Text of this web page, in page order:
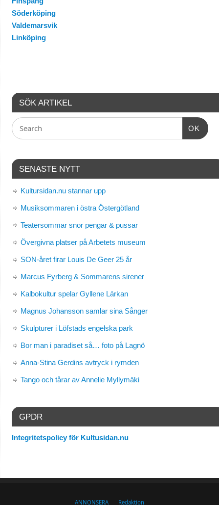
Söderköping
Valdemarsvik
Linköping
SÖK ARTIKEL
OK
SENASTE NYTT
Kultursidan.nu stannar upp
Musiksommaren i östra Östergötland
Teatersommar snor pengar & pussar
Övergivna platser på Arbetets museum
SON-året firar Louis De Geer 25 år
Marcus Fyrberg & Sommarens sirener
Kalbokultur spelar Gyllene Lärkan
Magnus Johansson samlar sina Sånger
Skulpturer i Löfstads engelska park
Bor man i paradiset så… foto på Lagnö
Anna-Stina Gerdins avtryck i rymden
Tango och tårar av Annelie Myllymäki
GPDR
Integritetspolicy för Kultusidan.nu
ANNONSERA Redaktion